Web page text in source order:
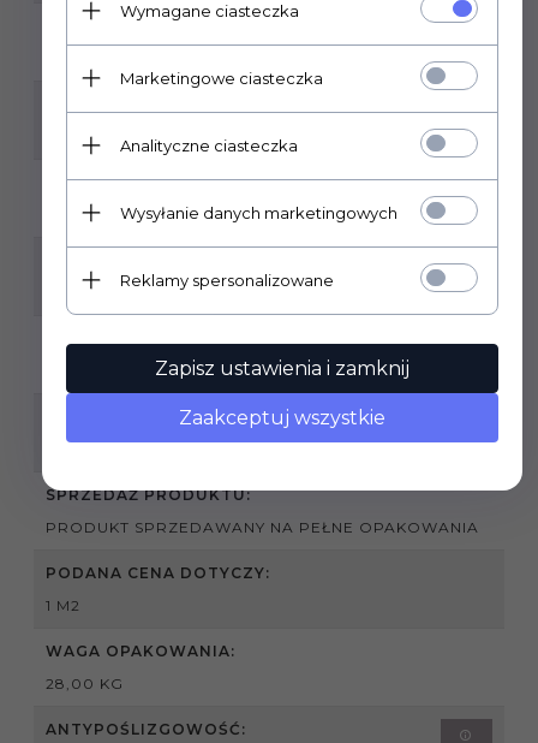
MROZOODPORNOŚĆ:
ILOŚĆ M2 W OPAKOWANIU:
MATOWA
WEWNĄTRZ , ZEWNĄTRZ
GRUBOŚĆ PŁYTKI:
SPRZEDAŻ PRODUKTU:
PRODUKT SPRZEDAWANY NA PEŁNE OPAKOWANIA
PODANA CENA DOTYCZY:
1 M2
WAGA OPAKOWANIA:
28,00 KG
ANTYPOŚLIZGOWOŚĆ:
Wymagane ciasteczka
Marketingowe ciasteczka
Analityczne ciasteczka
Wysyłanie danych marketingowych
Reklamy spersonalizowane
Zapisz ustawienia i zamknij
Zaakceptuj wszystkie